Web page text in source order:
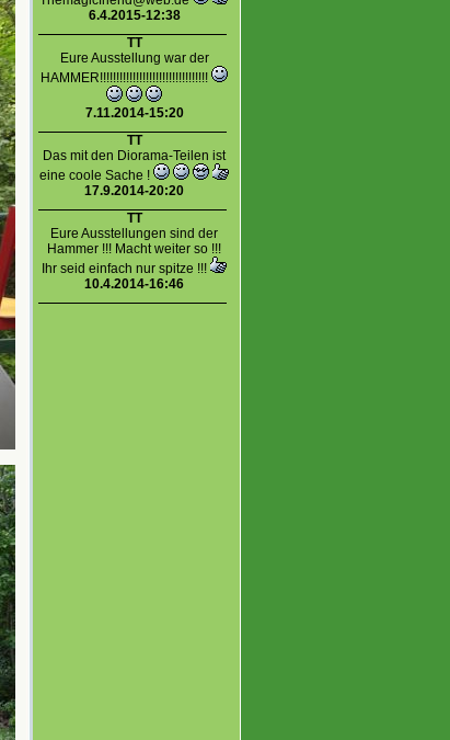
6.4.2015-12:38
TT
Eure Ausstellung war der
HAMMER!!!!!!!!!!!!!!!!!!!!!!!!!!!!!!!!!
7.11.2014-15:20
TT
Das mit den Diorama-Teilen ist
eine coole Sache !
17.9.2014-20:20
TT
Eure Ausstellungen sind der
Hammer !!! Macht weiter so !!!
Ihr seid einfach nur spitze !!!
10.4.2014-16:46